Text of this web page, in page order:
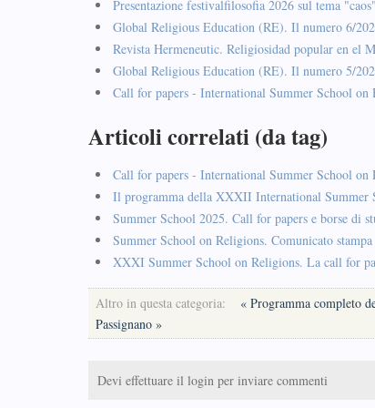
Presentazione festivalfilosofia 2026 sul tema "caos"
Global Religious Education (RE). Il numero 6/
Revista Hermeneutic. Religiosidad popular en el
Global Religious Education (RE). Il numero 5/
Call for papers - International Summer School on
Articoli correlati (da tag)
Call for papers - International Summer School on
Il programma della XXXII International Summer
Summer School 2025. Call for papers e borse di
Summer School on Religions. Comunicato stampa
XXXI Summer School on Religions. La call for
Altro in questa categoria: « Programma completo
Passignano »
Devi effettuare il login per inviare commenti